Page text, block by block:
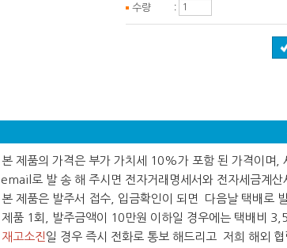
수량 :
본 제품의 가격은 부가 가치세 10%가 포함 된 가격이며,
로 발 송 해 주시면 전자거래명세서와 전자세금계산
제품은 발주서 접수, 입금확인이 되면 다음날 택배로
품 1회, 발주금액이 10만원 이하일 경우에는 택배비
재고소진 일 경우 즉시 전화로 통보 해드리고 저희 해외